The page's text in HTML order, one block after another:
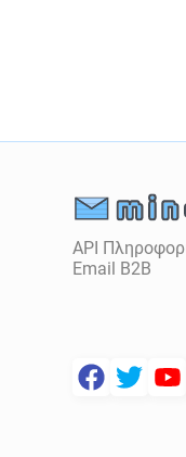
API
Email B2B